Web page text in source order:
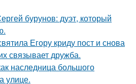
бурунов: дуэт, который
Егору криду пост и снова
связывает дружба.
наследница большого
улице.